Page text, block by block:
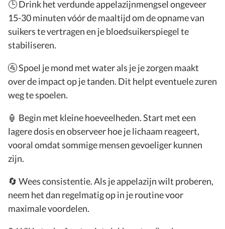
🕒 Drink het verdunde appelazijnmengsel ongeveer
15-30 minuten vóór de maaltijd om de opname van
suikers te vertragen en je bloedsuikerspiegel te
stabiliseren.
🚰 Spoel je mond met water als je je zorgen maakt
over de impact op je tanden. Dit helpt eventuele zuren
weg te spoelen.
🏮 Begin met kleine hoeveelheden. Start met een
lagere dosis en observeer hoe je lichaam reageert,
vooral omdat sommige mensen gevoeliger kunnen
zijn.
🔄 Wees consistentie. Als je appelazijn wilt proberen,
neem het dan regelmatig op in je routine voor
maximale voordelen.